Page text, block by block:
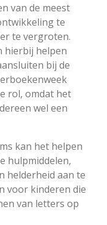
van de meest
te
te vergroten.
hierbij helpen
bij de
rol, omdat het
wel een
kan het helpen
hulpmiddelen,
helderheid aan te
voor kinderen die
van letters op